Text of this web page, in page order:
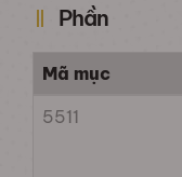
Phần
Mã mục
5511